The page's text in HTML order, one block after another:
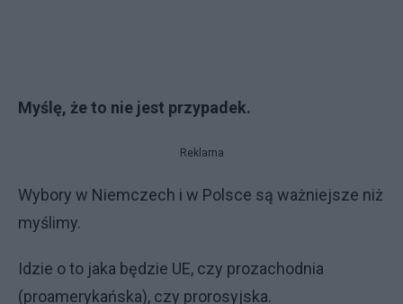
Myślę, że to nie jest przypadek.
Reklama
Wybory w Niemczech i w Polsce są ważniejsze niż
myślimy.
Idzie o to jaka będzie UE, czy prozachodnia
(proamerykańska), czy prorosyjska.